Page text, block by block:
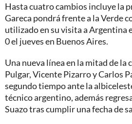
Hasta cuatro cambios incluye la
Gareca pondrá frente a la Verde
utilizado en su visita a Argentina
0 el jueves en Buenos Aires.
Una nueva línea en la mitad de la
Pulgar, Vicente Pizarro y Carlos
segundo tiempo ante la
técnico argentino, además
Suazo tras cumplir una fecha de